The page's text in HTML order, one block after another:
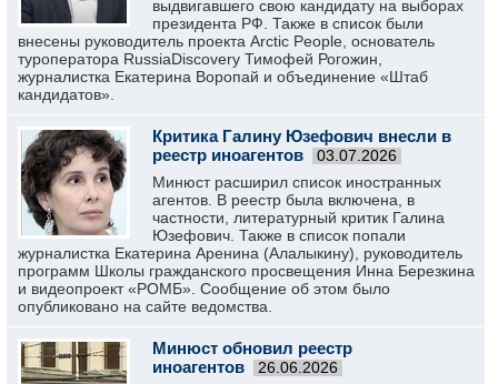
выдвигавшего свою кандидату на выборах
президента РФ. Также в список были
внесены руководитель проекта Arctic People, основатель
туроператора RussiaDiscovery Тимофей Рогожин,
журналистка Екатерина Воропай и объединение «Штаб
кандидатов».
Критика Галину Юзефович внесли в
реестр иноагентов
03.07.2026
Минюст расширил список иностранных
агентов. В реестр была включена, в
частности, литературный критик Галина
Юзефович. Также в список попали
журналистка Екатерина Аренина (Алалыкину), руководитель
программ Школы гражданского просвещения Инна Березкина
и видеопроект «РОМБ». Сообщение об этом было
опубликовано на сайте ведомства.
Минюст обновил реестр
иноагентов
26.06.2026